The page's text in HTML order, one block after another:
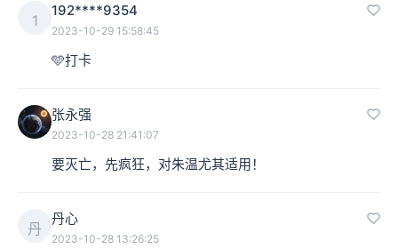
1
192****9354
2023-10-29 15:58:45
🩵打卡
张永强
2023-10-28 21:41:07
要灭亡，先疯狂，对朱温尤其适用！
丹
丹心
2023-10-28 13:26:25